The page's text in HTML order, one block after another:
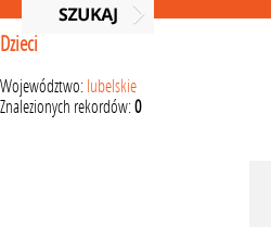
Dzieci
Województwo: lubelskie
Znalezionych rekordów:0